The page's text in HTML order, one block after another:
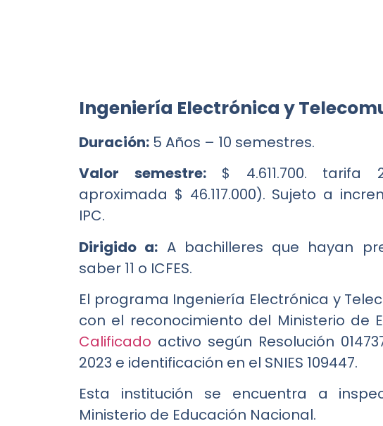
Ingeniería Electrónica y
Duración: 5 Años – 10 semestres.
Valor semestre:$ 4.611.700. tarifa
aproximada $ 46.117.000). Sujeto a
IPC.
Dirigido a: A bachilleres que hayan
saber 11 o ICFES.
El programa Ingeniería Electrónica y
con el reconocimiento del Ministerio de
Calificado activo según Resolución
2023 e identificación en el SNIES 109447.
Esta institución se encuentra a
Ministerio de Educación Nacional.